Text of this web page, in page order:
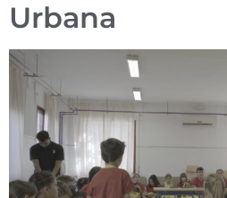
Urbana